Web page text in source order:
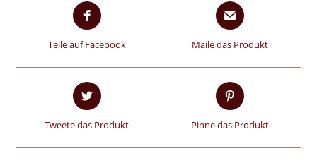
Teile auf Facebook Maile das Produkt
Tweete das Produkt Pinne das Produkt